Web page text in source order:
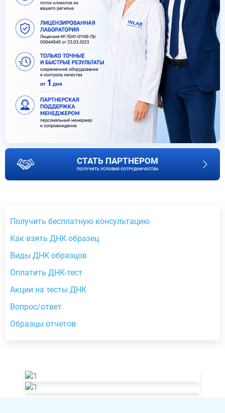
СТАТЬ ПАРТНЕРОМ
ПОЛУЧИТЬ УСЛОВИЯ СОТРУДНИЧЕСТВА
Получить бесплатную консультацию
Как взять ДНК образец
Виды ДНК образцов
Оплатить ДНК-тест
Акции на тесты ДНК
Вопрос/ответ
Образцы отчетов